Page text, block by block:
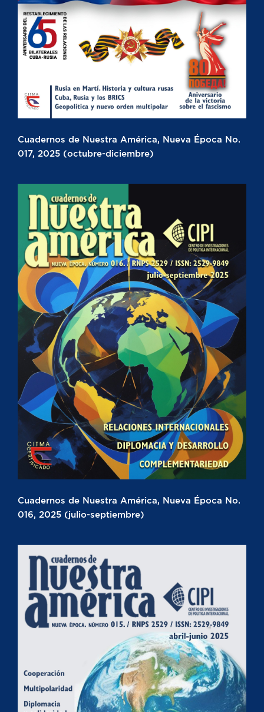
Cuadernos de Nuestra América, Nueva Época No.
017, 2025 (octubre-diciembre)
Cuadernos de Nuestra América, Nueva Época No.
016, 2025 (julio-septiembre)